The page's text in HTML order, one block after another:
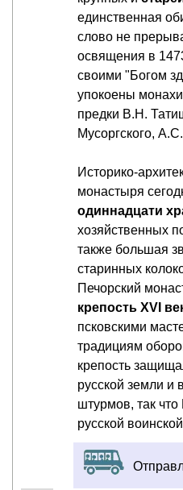
единственная
слово не
освящения в
своими "Богом
упокоены
предки В.Н.
Мусоргского,
Историко-
монастыря
одиннадцати
хозяйственных
также большая
старинных
Печорский
крепость XVI
псковскими
традициям
крепость
русской земли
штурмов, так
русской